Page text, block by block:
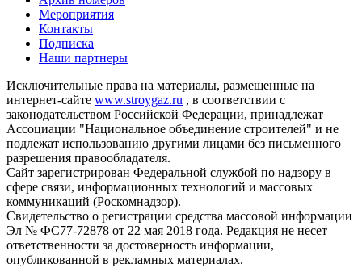
Мероприятия
Контакты
Подписка
Наши партнеры
Исключительные права на материалы, размещенные на
интернет-сайте www.stroygaz.ru , в соответствии с
законодательством Российской Федерации, принадлежат
Ассоциации "Национальное объединение строителей" и не
подлежат использованию другими лицами без письменного
разрешения правообладателя.
Сайт зарегистрирован Федеральной службой по надзору в
сфере связи, информационных технологий и массовых
коммуникаций (Роскомнадзор).
Свидетельство о регистрации средства массовой информации
Эл № ФС77-72878 от 22 мая 2018 года. Редакция не несет
ответственности за достоверность информации,
опубликованной в рекламных материалах.